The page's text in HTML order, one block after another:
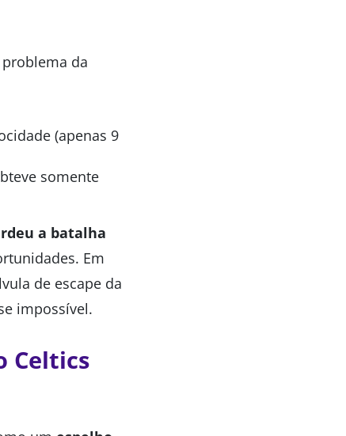
da
(apenas 9
somente
a batalha
Em
de escape da
impossível.
Celtics